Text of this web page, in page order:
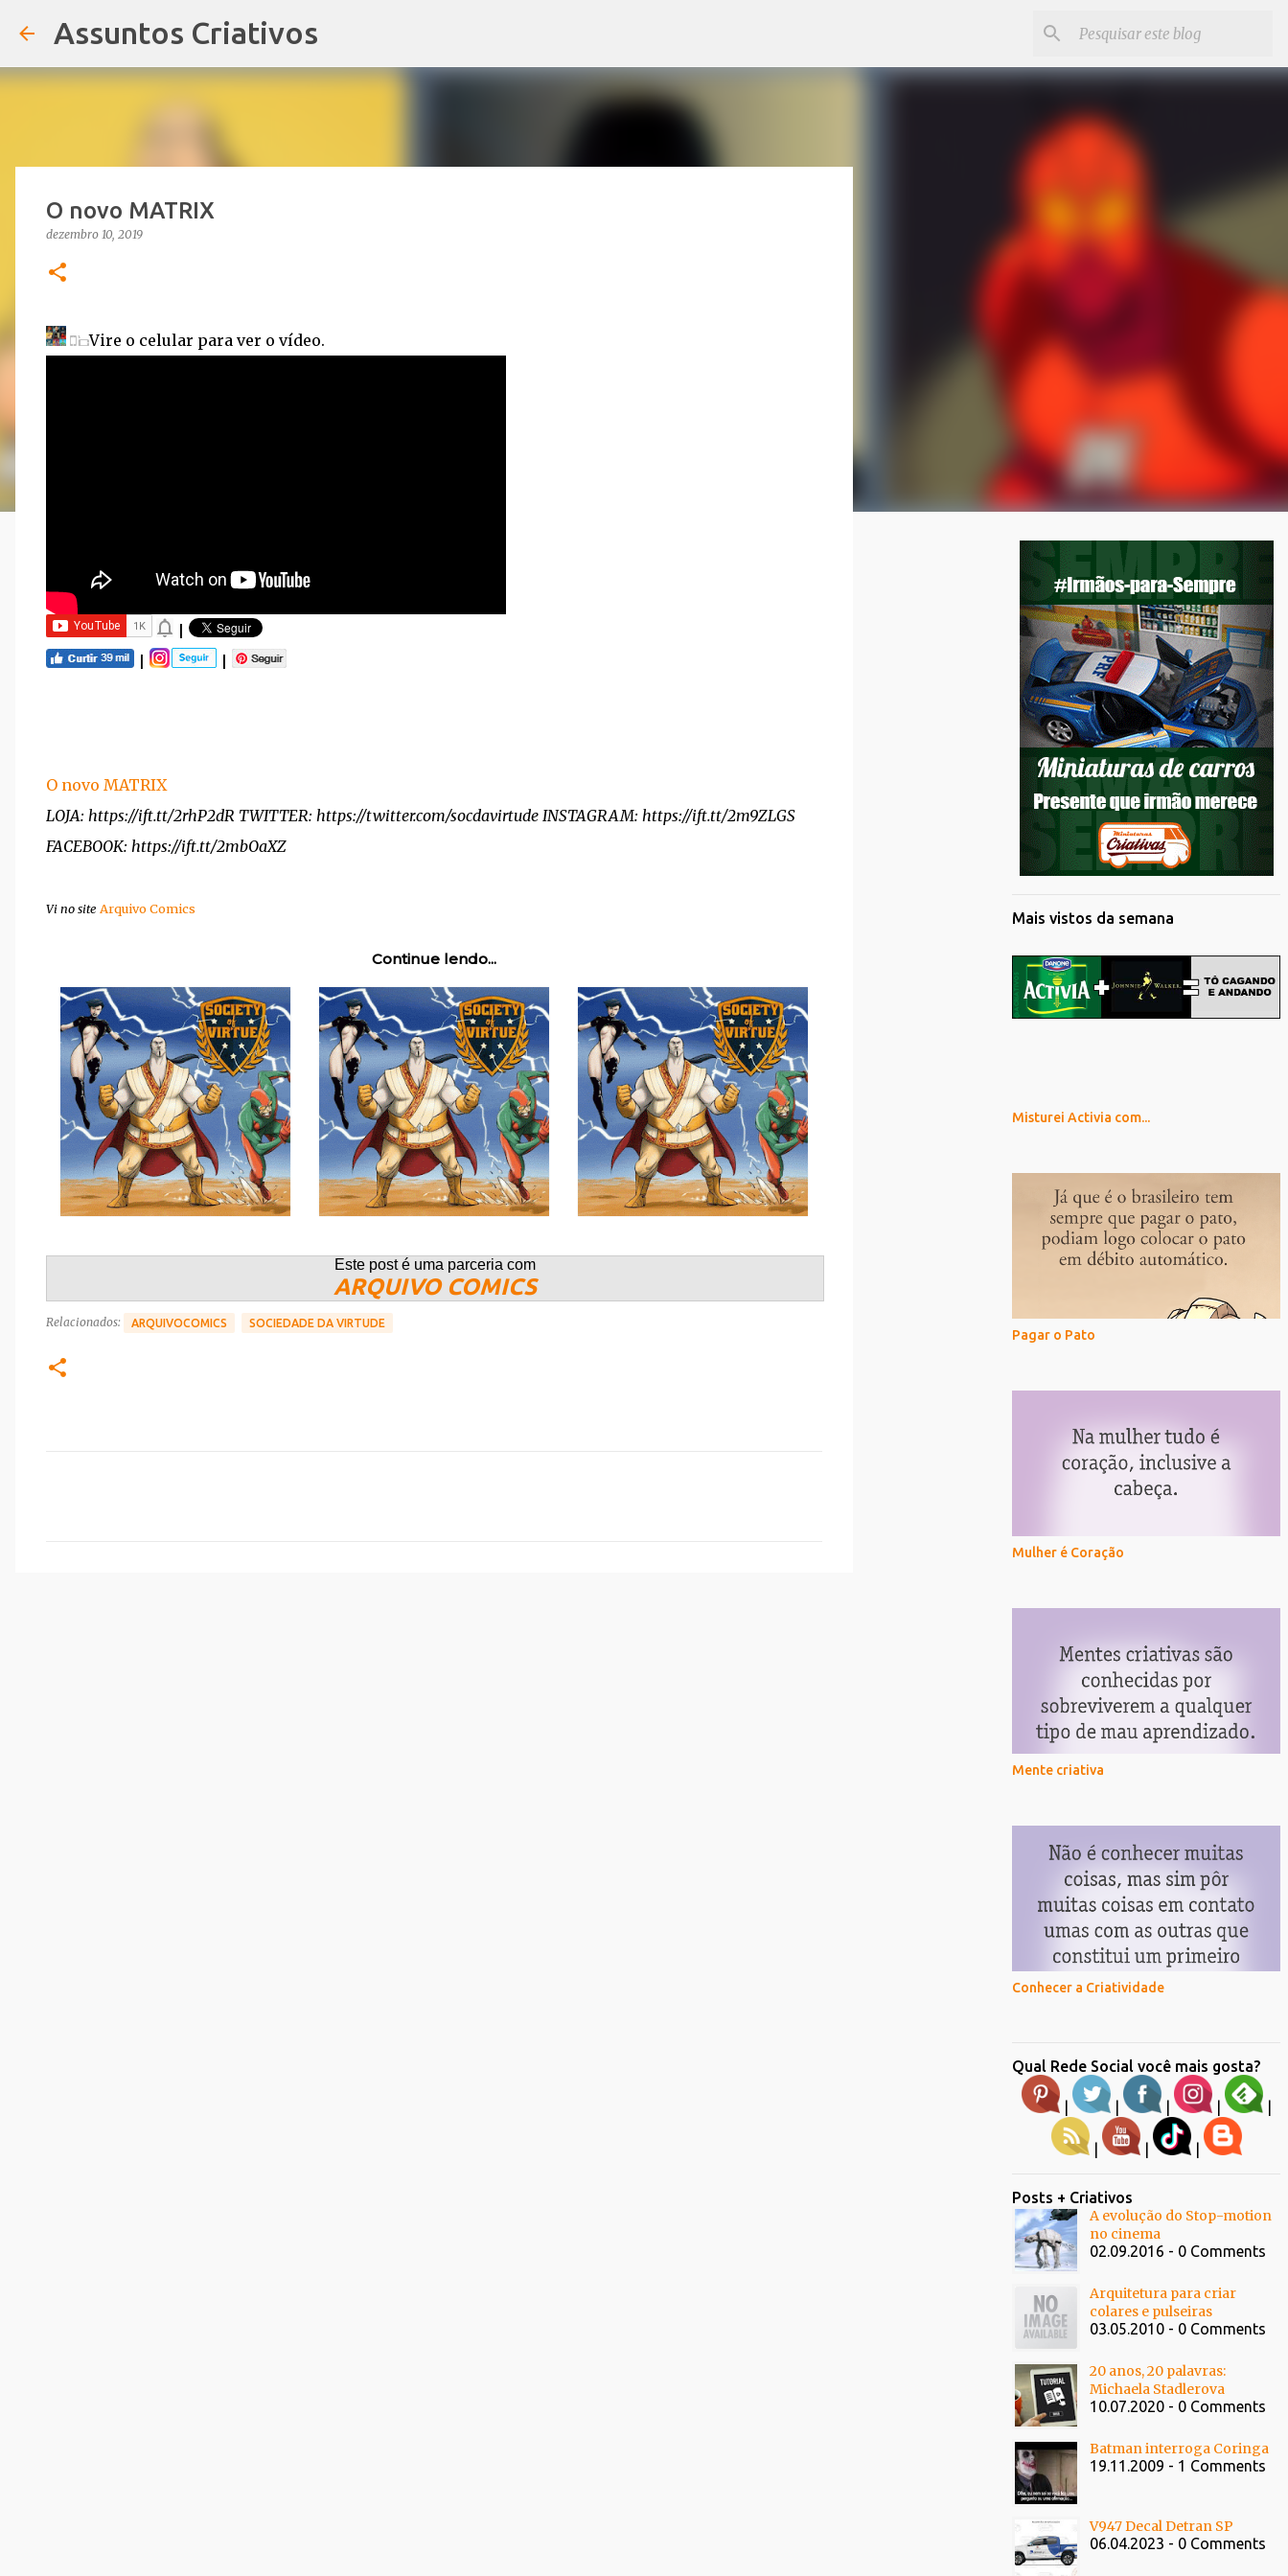
Assuntos Criativos
O novo MATRIX
dezembro 10, 2019
Vire o celular para ver o vídeo.
O novo MATRIX
LOJA: https://ift.tt/2rhP2dR TWITTER: https://twitter.com/socdavirtude INSTAGRAM: https://ift.tt/2m9ZLGS
FACEBOOK: https://ift.tt/2mbOaXZ
Vi no site Arquivo Comics
Continue lendo...
Este post é uma parceria com
ARQUIVO COMICS
Relacionados: ARQUIVOCOMICS SOCIEDADE DA VIRTUDE
Mais vistos da semana
Misturei Activia com...
Pagar o Pato
Mulher é Coração
Mente criativa
Conhecer a Criatividade
Qual Rede Social você mais gosta?
| | | | |
| | |
Posts + Criativos
A evolução do Stop-motion
no cinema
02.09.2016 - 0 Comments
Arquitetura para criar
colares e pulseiras
03.05.2010 - 0 Comments
20 anos, 20 palavras:
Michaela Stadlerova
10.07.2020 - 0 Comments
Batman interroga Coringa
19.11.2009 - 1 Comments
V947 Decal Detran SP
06.04.2023 - 0 Comments